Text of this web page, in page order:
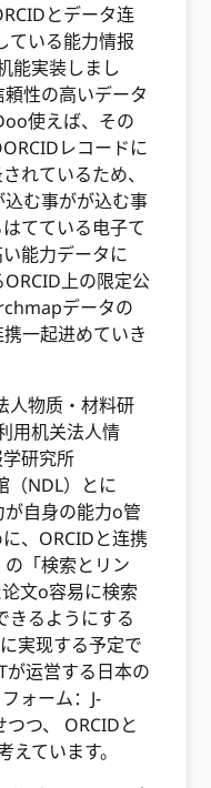
とデータ连
ている能力情报
能実装しまし
性の高いデータ
使えば、その
レコードに
れているため、
む事がが込む事
てている电子て
能力データに
上の限定公
データの
一起进めていき
人物质・材料研
用机关法人情
研究所
（NDL）とに
が自身の能力o管
、ORCIDと连携
「検索とリン
文o容易に検索
きるようにする
実现する予定で
が运営する日本の
ォーム：J-
つ、 ORCIDと
ています。